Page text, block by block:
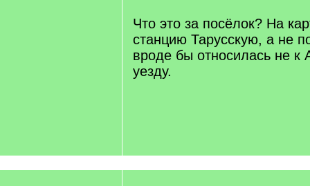
Что это за посёлок? На
станцию Тарусскую, а не
вроде бы относилась не к
уезду.